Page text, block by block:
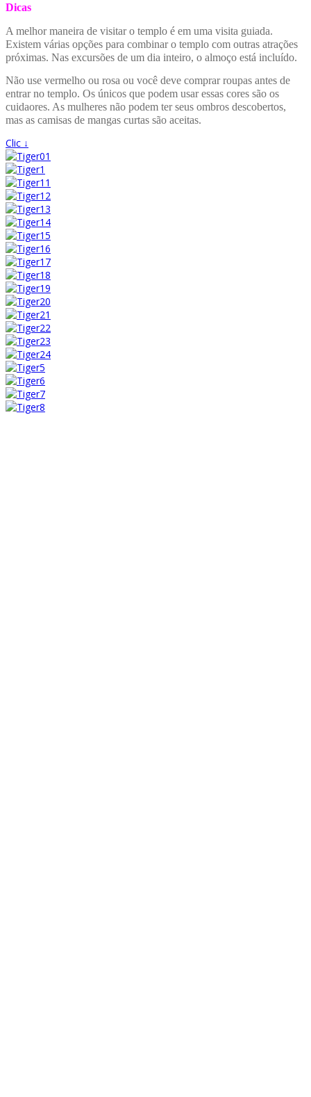
Dicas
A melhor maneira de visitar o templo é em uma visita guiada.
Existem várias opções para combinar o templo com outras atrações
próximas. Nas excursões de um dia inteiro, o almoço está incluído.
Não use vermelho ou rosa ou você deve comprar roupas antes de
entrar no templo. Os únicos que podem usar essas cores são os
cuidaores. As mulheres não podem ter seus ombros descobertos,
mas as camisas de mangas curtas são aceitas.
Clic ↓